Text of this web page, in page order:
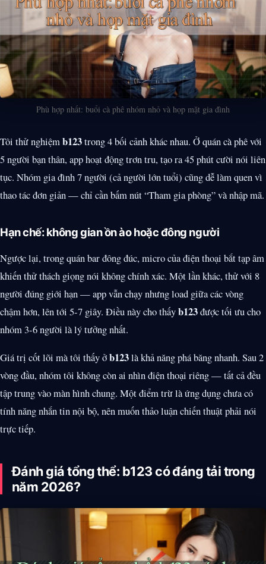
Phù hợp nhất: buổi cà phê nhóm nhỏ và họp mặt gia đình
Tôi thử nghiệmb123trong 4 bối cảnh khác nhau. Ở quán cà phê với
5 người bạn thân, app hoạt động trơn tru, tạo ra 45 phút cười nói liên
tục. Nhóm gia đình 7 người (cả người lớn tuổi) cũng dễ làm quen vì
thao tác đơn giản — chỉ cần bấm nút “Tham gia phòng” và nhập mã.
Hạn chế: không gian ồn ào hoặc đông người
Ngược lại, trong quán bar đông đúc, micro của điện thoại bắt tạp âm
khiến thử thách giọng nói không chính xác. Một lần khác, thử với 8
người đúng giới hạn — app vẫn chạy nhưng load giữa các vòng
chậm hơn, lên tới 5-7 giây. Điều này cho thấyb123được tối ưu cho
nhóm 3-6 người là lý tưởng nhất.
Giá trị cốt lõi mà tôi thấy ởb123là khả năng phá băng nhanh. Sau 2
vòng đầu, nhóm tôi không còn ai nhìn điện thoại riêng — tất cả đều
tập trung vào màn hình chung. Một điểm trừ là ứng dụng chưa có
tính năng nhắn tin nội bộ, nên muốn thảo luận chiến thuật phải nói
trực tiếp.
Đánh giá tổng thể: b123 có đáng tải trong
năm 2026?